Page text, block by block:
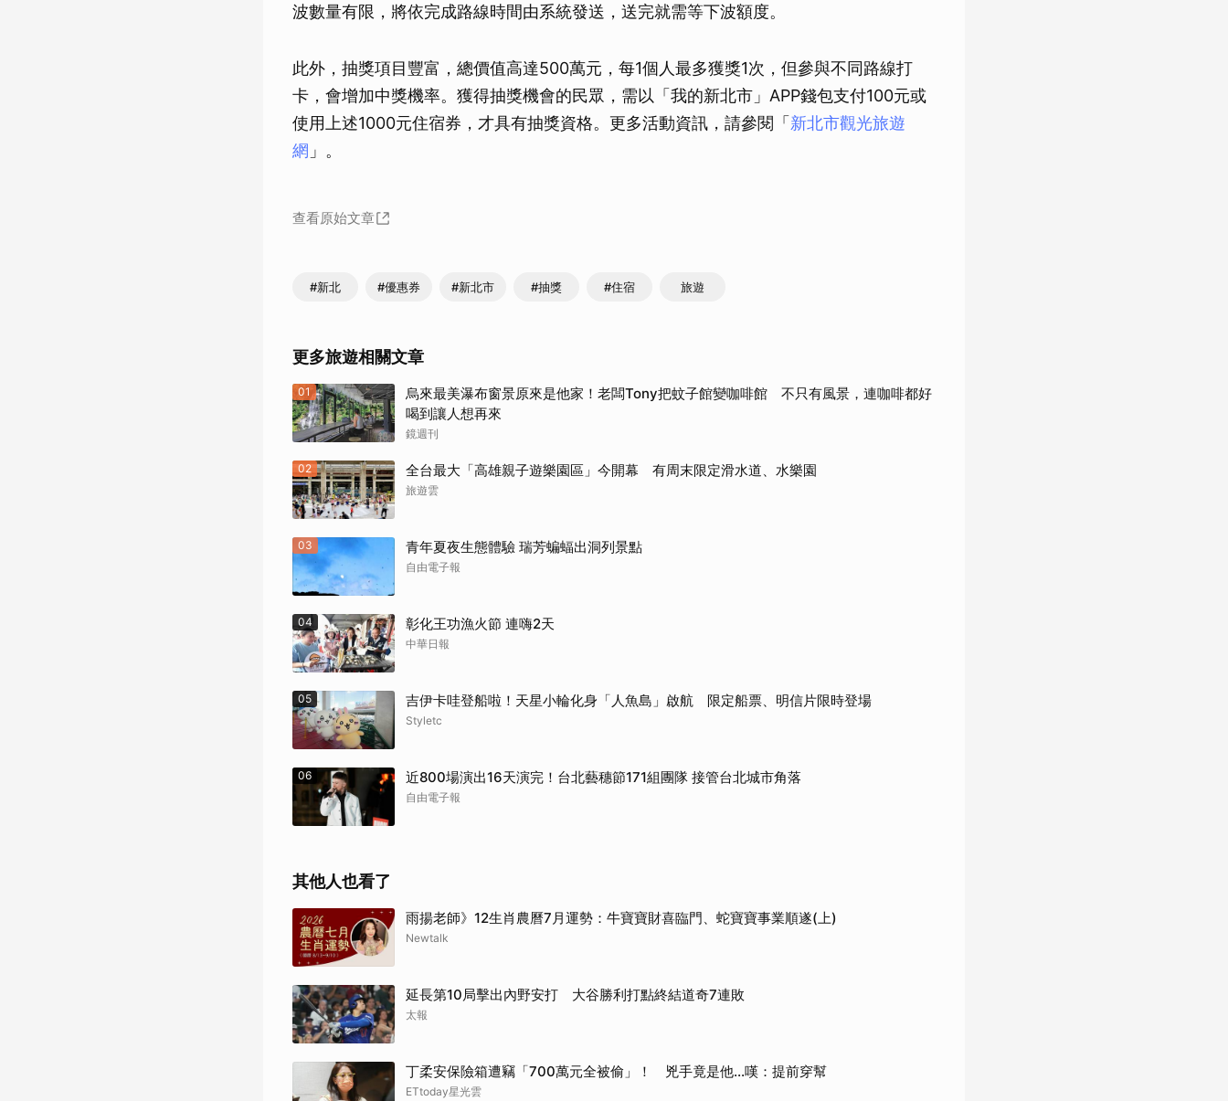
波數量有限，將依完成路線時間由系統發送，送完就需等下波額度。
此外，抽獎項目豐富，總價值高達500萬元，每1個人最多獲獎1次，但參與不同路線打
卡，會增加中獎機率。獲得抽獎機會的民眾，需以「我的新北市」APP錢包支付100元或
使用上述1000元住宿券，才具有抽獎資格。更多活動資訊，請參閱「新北市觀光旅遊
網 」。
查看原始文章
#新北 #優惠券 #新北市 #抽獎 #住宿 旅遊
更多旅遊相關文章
01
烏來最美瀑布窗景原來是他家！老闆Tony把蚊子館變咖啡館 不只有風景，連咖啡都好
喝到讓人想再來
鏡週刊
02 全台最大「高雄親子遊樂園區」今開幕 有周末限定滑水道、水樂園
旅遊雲
03 青年夏夜生態體驗 瑞芳蝙蝠出洞列景點
自由電子報
04 彰化王功漁火節 連嗨2天
中華日報
05 吉伊卡哇登船啦！天星小輪化身「人魚島」啟航 限定船票、明信片限時登場
Styletc
06 近800場演出16天演完！台北藝穗節171組團隊 接管台北城市角落
自由電子報
其他人也看了
雨揚老師》12生肖農曆7月運勢：牛寶寶財喜臨門、蛇寶寶事業順遂(上)
Newtalk
延長第10局擊出內野安打 大谷勝利打點終結道奇7連敗
太報
丁柔安保險箱遭竊「700萬元全被偷」！ 兇手竟是他...嘆：提前穿幫
ETtoday星光雲